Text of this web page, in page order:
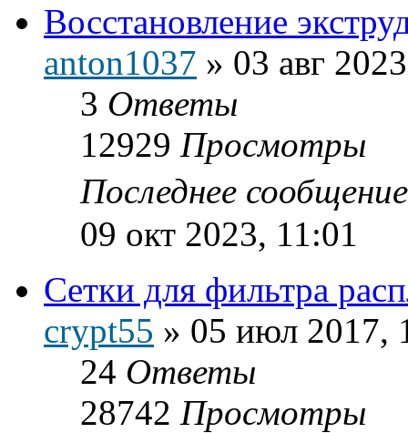
Восстановление
anton1037 » 03 авг
3 Ответы
12929 Просмотры
Последнее
09 окт 2023, 11:01
Сетки для фильтра
crypt55 » 05 июл 2017,
24 Ответы
28742 Просмотры